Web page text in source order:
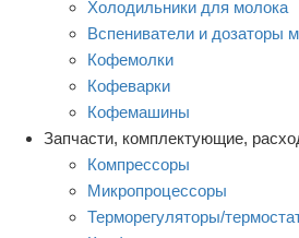
Холодильники для молока
Вспениватели и дозаторы
Кофемолки
Кофеварки
Кофемашины
Запчасти, комплектующие,
Компрессоры
Микропроцессоры
Терморегуляторы/